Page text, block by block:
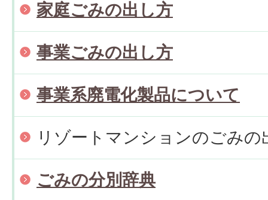
家庭ごみの出し方
事業ごみの出し方
事業系廃電化製品について
リゾートマンションのごみの
ごみの分別辞典